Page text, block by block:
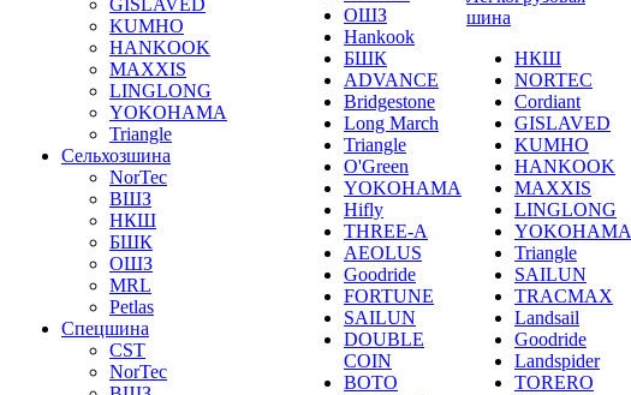
GISLAVED
KUMHO
HANKOOK
MAXXIS
LINGLONG
YOKOHAMA
Triangle
Сельхозшина
NorTec
ВШЗ
НКШ
БШК
ОШЗ
MRL
Petlas
Спецшина
CST
NorTec
ОШЗ
Hankook
БШК
ADVANCE
Bridgestone
Long March
Triangle
O'Green
YOKOHAMA
Hifly
THREE-A
AEOLUS
Goodride
FORTUNE
SAILUN
DOUBLE
COIN
BOTO
шина
НКШ
NORTEС
Cordiant
GISLAVED
KUMHO
HANKOOK
MAXXIS
LINGLONG
YOKOHAMA
Triangle
SAILUN
TRACMAX
Landsail
Goodride
Landspider
TORERO